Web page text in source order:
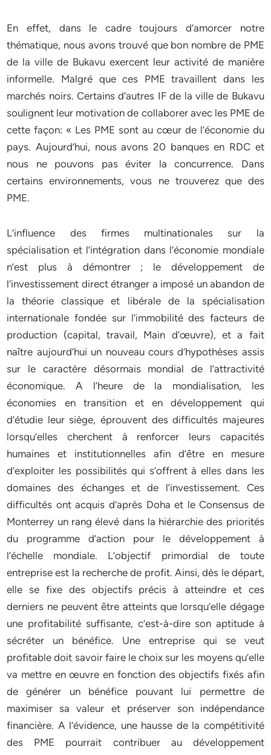
En effet, dans le cadre toujours d’amorcer notre
thématique, nous avons trouvé que bon nombre de PME
de la ville de Bukavu exercent leur activité de manière
informelle. Malgré que ces PME travaillent dans les
marchés noirs. Certains d’autres IF de la ville de Bukavu
soulignent leur motivation de collaborer avec les PME de
cette façon: « Les PME sont au cœur de l’économie du
pays. Aujourd’hui, nous avons 20 banques en RDC et
nous ne pouvons pas éviter la concurrence. Dans
certains environnements, vous ne trouverez que des
PME.
L’influence des firmes multinationales sur la
spécialisation et l’intégration dans l’économie mondiale
n’est plus à démontrer ; le développement de
l’investissement direct étranger a imposé un abandon de
la théorie classique et libérale de la spécialisation
internationale fondée sur l’immobilité des facteurs de
production (capital, travail, Main d’œuvre), et a fait
naître aujourd’hui un nouveau cours d’hypothèses assis
sur le caractère désormais mondial de l’attractivité
économique. A l’heure de la mondialisation, les
économies en transition et en développement qui
d’étudie leur siège, éprouvent des difficultés majeures
lorsqu’elles cherchent à renforcer leurs capacités
humaines et institutionnelles afin d’être en mesure
d’exploiter les possibilités qui s’offrent à elles dans les
domaines des échanges et de l’investissement. Ces
difficultés ont acquis d’après Doha et le Consensus de
Monterrey un rang élevé dans la hiérarchie des priorités
du programme d’action pour le développement à
l’échelle mondiale. L’objectif primordial de toute
entreprise est la recherche de profit. Ainsi, dès le départ,
elle se fixe des objectifs précis à atteindre et ces
derniers ne peuvent être atteints que lorsqu’elle dégage
une profitabilité suffisante, c’est-à-dire son aptitude à
sécréter un bénéfice. Une entreprise qui se veut
profitable doit savoir faire le choix sur les moyens qu’elle
va mettre en œuvre en fonction des objectifs fixés afin
de générer un bénéfice pouvant lui permettre de
maximiser sa valeur et préserver son indépendance
financière. A l’évidence, une hausse de la compétitivité
des PME pourrait contribuer au développement